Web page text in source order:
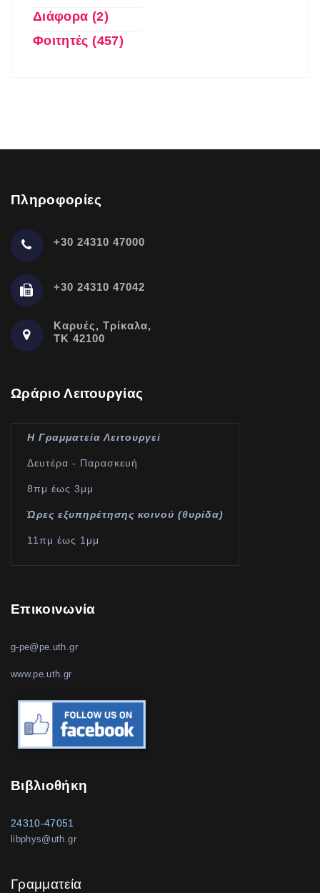
Διάφορα (2)
Φοιτητές (457)
Πληροφορίες
+30 24310 47000
+30 24310 47042
Καρυές, Τρίκαλα,
ΤΚ 42100
Ωράριο Λειτουργίας
Η Γραμματεία Λειτουργεί
Δευτέρα - Παρασκευή
8πμ έως 3μμ
Ώρες εξυπηρέτησης κοινού (θυρίδα)
11πμ έως 1μμ
Επικοινωνία
g-pe@pe.uth.gr
www.pe.uth.gr
Βιβλιοθήκη
24310-47051
libphys@uth.gr
Γραμματεία